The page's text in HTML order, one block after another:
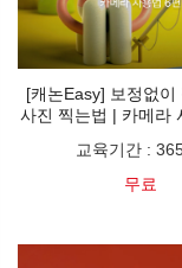
[캐논Easy] 보정없이
사진 찍는법 | 카메라
교육기간 :
무료